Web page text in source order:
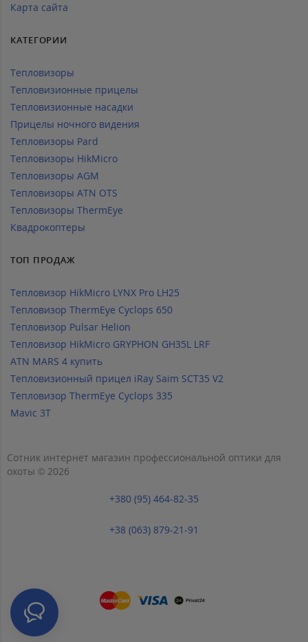
Карта сайта
КАТЕГОРИИ
Тепловизоры
Тепловизионные прицелы
Тепловизионные насадки
Прицелы ночного видения
Тепловизоры Pard
Тепловизоры HikMicro
Тепловизоры AGM
Тепловизоры ATN OTS
Тепловизоры ThermEye
Квадрокоптеры
ТОП ПРОДАЖ
Тепловизор HikMicro LYNX Pro LH25
Тепловизор ThermEye Cyclops 650
Тепловизор Pulsar Helion
Тепловизор HikMicro GRYPHON GH35L LRF
ATN MARS 4 купить
Тепловизионный прицел iRay Saim SCT35 V2
Тепловизор ThermEye Cyclops 335
Mavic 3T
Сотник интернет магазин профессиональной оптики для
охоты © 2026
+380 (95) 464-82-35
+38 (063) 879-21-91